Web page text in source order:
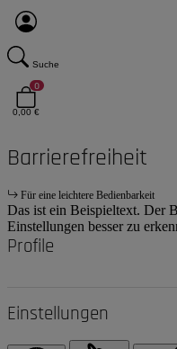
Suche
0
0,00 €
Barrierefreiheit
Für eine leichtere Bedienbarkeit
Das ist ein Beispieltext. Der
Einstellungen besser zu
Profile
Einstellungen